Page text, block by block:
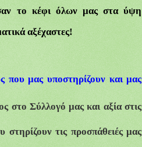
το κέφι όλων μας στα ύψη
αξέχαστες!
που μας υποστηρίζουν και μας
στο Σύλλογό μας και αξία στις
στηρίζουν τις προσπάθειές μας